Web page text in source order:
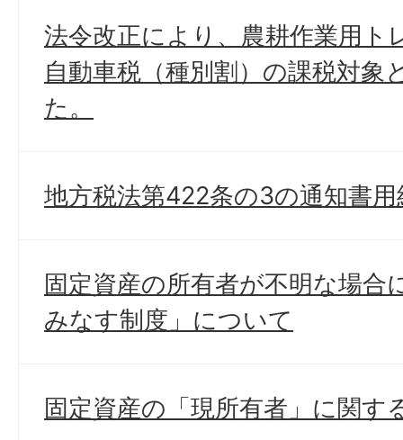
法令改正により、農耕作業用ト
自動車税（種別割）の課税対象
た。
地方税法第422条の3の通知書
固定資産の所有者が不明な場合
みなす制度」について
固定資産の「現所有者」に関す